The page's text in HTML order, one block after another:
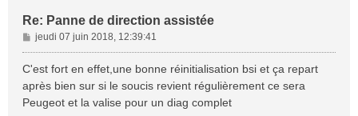
Re: Panne de direction assistée
M
e
s
g
jeudi 07 juin 2018, 12:39:41
C'est fort en effet,une bonne réinitialisation bsi et ça repart
après bien sur si le soucis revient régulièrement ce sera
Peugeot et la valise pour un diag complet